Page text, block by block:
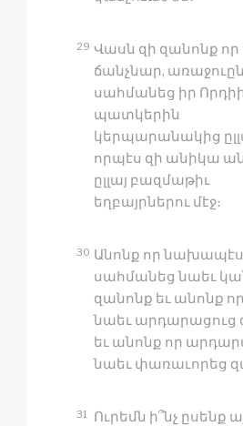
29 Վասն զի զանոնք
ճանչնար,
սահմանեց իր
պատկերին
կերպարանակից
որպէս զի անիկա
ըլլայ բազմաթիւ
եղբայրներու մէջ։
30 Անոնք որ նախապէս
սահմանեց նաեւ
զանոնք եւ անոնք
նաեւ արդարացուց
եւ անոնք որ
նաեւ փառաւորեց
31 Ուրեմն ի՞նչ ըսենք